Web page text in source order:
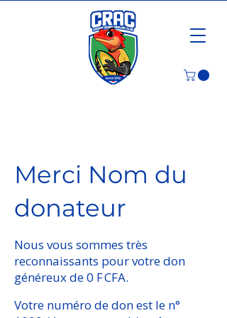
Merci Nom du
donateur
Nous vous sommes très
reconnaissants pour votre don
généreux de 0 F CFA.
Votre numéro de don est le n°